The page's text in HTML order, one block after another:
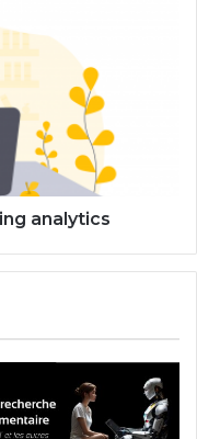
analytics